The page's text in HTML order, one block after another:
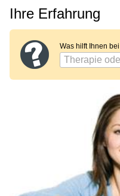
Ihre Erfahrung
Was hilft Ihnen bei